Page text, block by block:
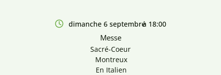
dimanche 6 septembreà 18:00
Messe
Sacré-Coeur
Montreux
En Italien